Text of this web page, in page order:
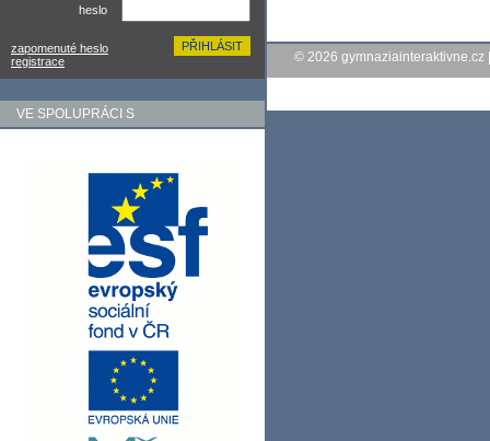
heslo
zapomenuté heslo
registrace
VE SPOLUPRÁCI S
© 2026 gymnaziainteraktivne.cz